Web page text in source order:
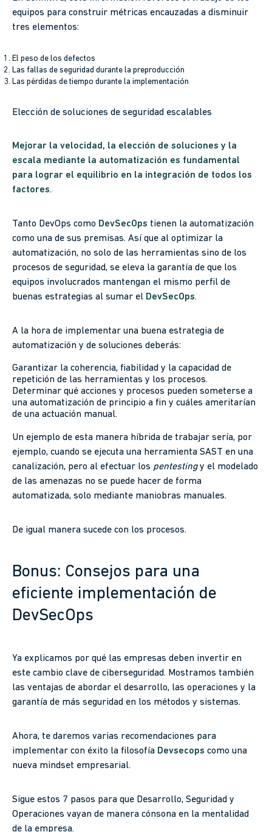
equipos para construir métricas encauzadas a disminuir
tres elementos:
El peso de los defectos
Las fallas de seguridad durante la preproducción
Las pérdidas de tiempo durante la implementación
Elección de soluciones de seguridad escalables
Mejorar la velocidad, la elección de soluciones y la
escala mediante la automatización es fundamental
para lograr el equilibrio en la integración de todos los
factores.
Tanto DevOps como DevSecOps tienen la automatización
como una de sus premisas. Así que al optimizar la
automatización, no solo de las herramientas sino de los
procesos de seguridad, se eleva la garantía de que los
equipos involucrados mantengan el mismo perfil de
buenas estrategias al sumar el DevSecOps.
A la hora de implementar una buena estrategia de
automatización y de soluciones deberás:
Garantizar la coherencia, fiabilidad y la capacidad de
repetición de las herramientas y los procesos.
Determinar qué acciones y procesos pueden someterse a
una automatización de principio a fin y cuáles ameritarían
de una actuación manual.
Un ejemplo de esta manera híbrida de trabajar sería, por
ejemplo, cuando se ejecuta una herramienta SAST en una
canalización, pero al efectuar los pentestingy el modelado
de las amenazas no se puede hacer de forma
automatizada, solo mediante maniobras manuales.
De igual manera sucede con los procesos.
Bonus: Consejos para una
eficiente implementación de
DevSecOps
Ya explicamos por qué las empresas deben invertir en
este cambio clave de ciberseguridad. Mostramos también
las ventajas de abordar el desarrollo, las operaciones y la
garantía de más seguridad en los métodos y sistemas.
Ahora, te daremos varias recomendaciones para
implementar con éxito la filosofía Devsecops como una
nueva mindset empresarial.
Sigue estos 7 pasos para que Desarrollo, Seguridad y
Operaciones vayan de manera cónsona en la mentalidad
de la empresa.